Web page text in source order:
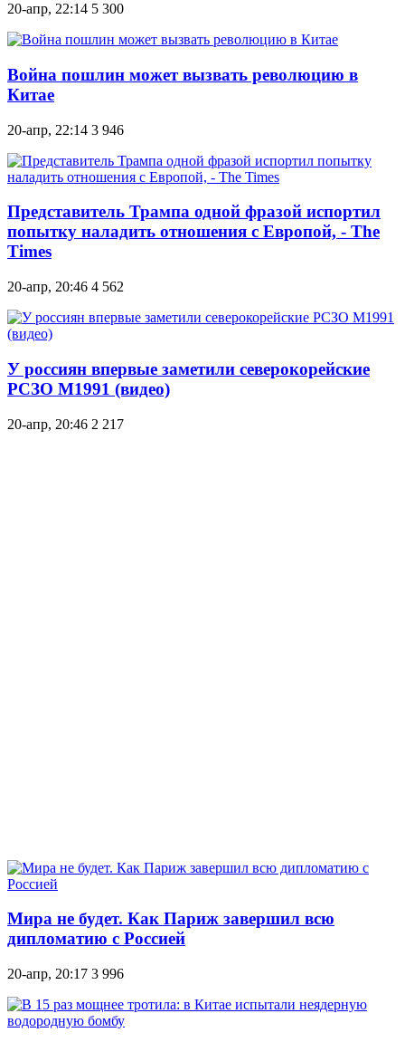
20-апр, 22:14 5 300
Война пошлин может вызвать революцию в
Китае
20-апр, 22:14 3 946
Представитель Трампа одной фразой испортил
попытку наладить отношения с Европой, - The
Times
20-апр, 20:46 4 562
У россиян впервые заметили северокорейские
РСЗО M1991 (видео)
20-апр, 20:46 2 217
Мира не будет. Как Париж завершил всю
дипломатию с Россией
20-апр, 20:17 3 996